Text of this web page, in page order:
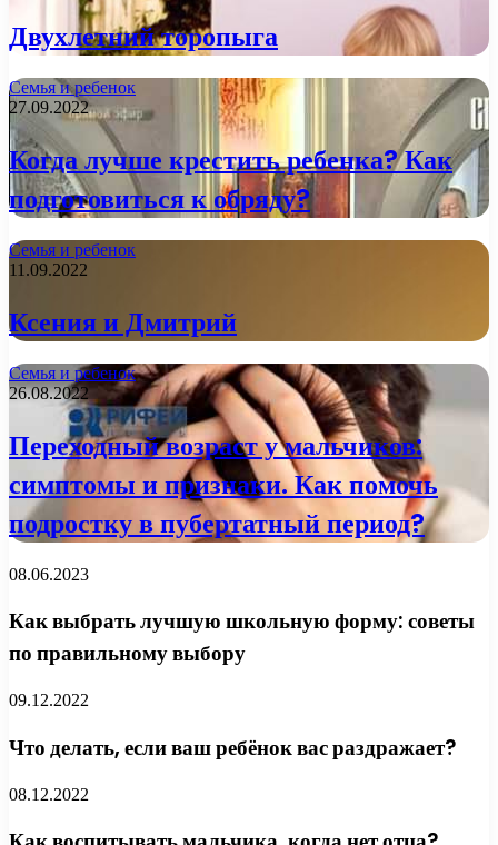
Двухлетний торопыга
Семья и ребенок
27.09.2022
Когда лучше крестить ребенка? Как
подготовиться к обряду?
Семья и ребенок
11.09.2022
Ксения и Дмитрий
Семья и ребенок
26.08.2022
Переходный возраст у мальчиков:
симптомы и признаки. Как помочь
подростку в пубертатный период?
08.06.2023
Как выбрать лучшую школьную форму: советы
по правильному выбору
09.12.2022
Что делать, если ваш ребёнок вас раздражает?
08.12.2022